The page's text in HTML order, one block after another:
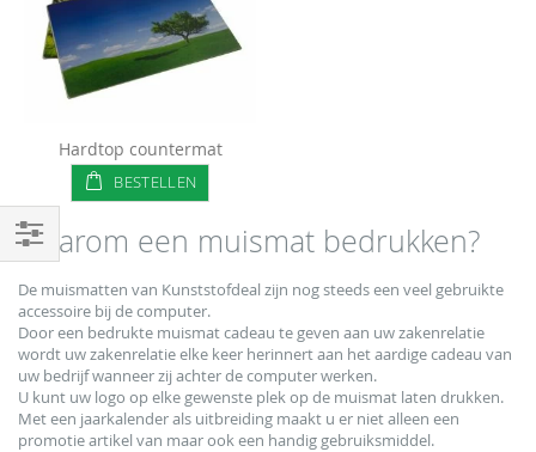
Hardtop countermat
BESTELLEN
Waarom een muismat bedrukken?
De muismatten van Kunststofdeal zijn nog steeds een veel gebruikte
accessoire bij de computer.
Door een bedrukte muismat cadeau te geven aan uw zakenrelatie
wordt uw zakenrelatie elke keer herinnert aan het aardige cadeau van
uw bedrijf wanneer zij achter de computer werken.
U kunt uw logo op elke gewenste plek op de muismat laten drukken.
Met een jaarkalender als uitbreiding maakt u er niet alleen een
promotie artikel van maar ook een handig gebruiksmiddel.
Filteren